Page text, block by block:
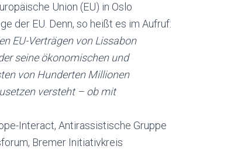
Union (EU) in Oslo
der EU. Denn, so heißt es im Aufruf:
EU-Verträgen von Lissabon
seine ökonomischen und
von Hunderten Millionen
versteht – ob mit
Interact, Antirassistische Gruppe
Bremer Initiativkreis